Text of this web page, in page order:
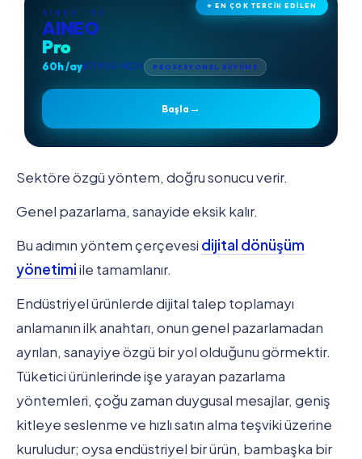
⭐ EN ÇOK TERCİH EDİLEN
AINEO · 02
AINEO
Pro
60h /ay₺71.900 +KDV PROFESYONEL BÜYÜME
Başla →
Sektöre özgü yöntem, doğru sonucu verir.
Genel pazarlama, sanayide eksik kalır.
Bu adımın yöntem çerçevesi dijital dönüşüm
yönetimiile tamamlanır.
Endüstriyel ürünlerde dijital talep toplamayı
anlamanın ilk anahtarı, onun genel pazarlamadan
ayrılan, sanayiye özgü bir yol olduğunu görmektir.
Tüketici ürünlerinde işe yarayan pazarlama
yöntemleri, çoğu zaman duygusal mesajlar, geniş
kitleye seslenme ve hızlı satın alma teşviki üzerine
kuruludur; oysa endüstriyel bir ürün, bambaşka bir